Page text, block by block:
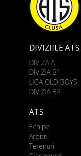
DIVIZIILE ATS
DIVIZA A
DIVIZIA B1
LIGA OLD BOYS
DIVIZIA B2
ATS
Echipe
Arbitri
Terenuri